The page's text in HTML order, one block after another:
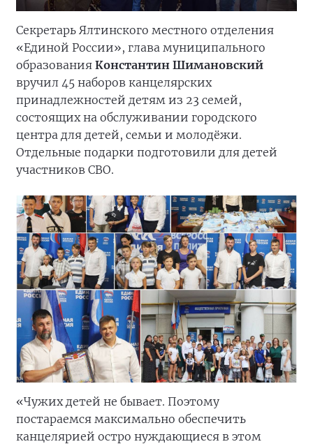
Секретарь Ялтинского местного отделения
«Единой России», глава муниципального
образования Константин Шимановский
вручил 45 наборов канцелярских
принадлежностей детям из 23 семей,
состоящих на обслуживании городского
центра для детей, семьи и молодёжи.
Отдельные подарки подготовили для детей
участников СВО.
«Чужих детей не бывает. Поэтому
постараемся максимально обеспечить
канцелярией остро нуждающиеся в этом